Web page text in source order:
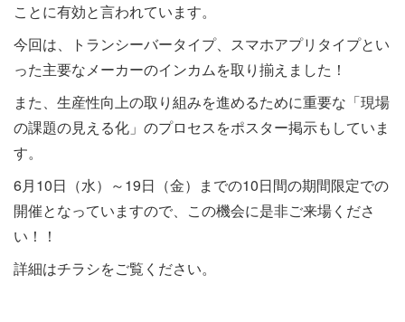
ことに有効と言われています。
今回は、トランシーバータイプ、スマホアプリタイプとい
った主要なメーカーのインカムを取り揃えました！
また、生産性向上の取り組みを進めるために重要な「現場
の課題の見える化」のプロセスをポスター掲示もしていま
す。
6月10日（水）～19日（金）までの10日間の期間限定での
開催となっていますので、この機会に是非ご来場くださ
い！！
詳細はチラシをご覧ください。